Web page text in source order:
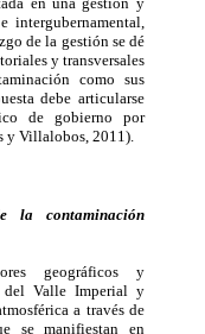
intergubernamental,
de la gestión se dé
y transversales
como sus
debe articularse
de gobierno por
y Villalobos, 2011).
la contaminación
geográficos y
del Valle Imperial y
a través de
se manifiestan en